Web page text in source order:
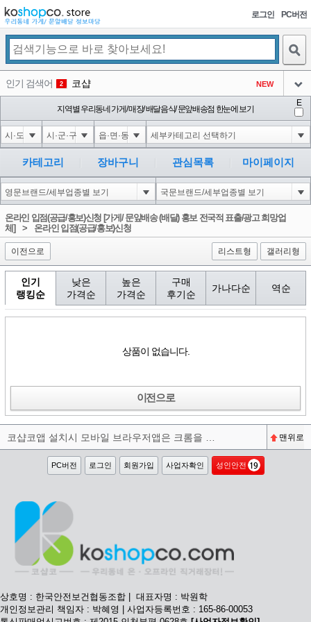
로그인 PC버전
인기 검색어 2 코샵 NEW
3 익스
아이콘
4 은계타운
아이콘
5 미끄럼방지
아이콘
NEW
6 대성설렁탕
아이콘
-16
1
아이콘
지역별 우리동네 가게/ 매장/ 배달음식/ 문앞배송점 한눈에 보기
E
카테고리 장바구니 관심목록 마이페이지
온라인 입점(공급/홍보)신청 [가게/ 문앞배송 (배달) 홍보 전국적 표출/광고 희망업
체] > 온라인 입점(공급/홍보)신청
이전으로 리스트형 갤러리형
인기
랭킹순
낮은
가격순
높은
가격순
구매
후기순
가나다순 역순
상품이 없습니다.
이전으로
맨위로
PC버전 로그인 회원가입 사업자확인 성인안전
상호명 : 한국안전보건협동조합 | 대표자명 : 박원학
개인정보관리 책임자 : 박혜영 | 사업자등록번호 : 165-86-00053